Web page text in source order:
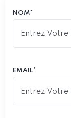
NOM*
EMAIL*